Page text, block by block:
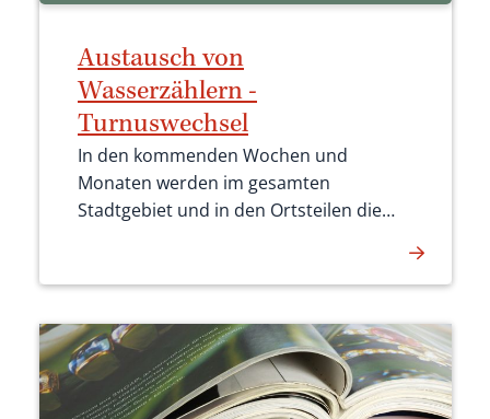
Austausch von
Wasserzählern -
Turnuswechsel
In den kommenden Wochen und
Monaten werden im gesamten
Stadtgebiet und in den Ortsteilen die